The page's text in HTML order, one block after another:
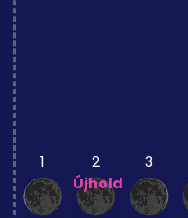
1
2
Újhold
3